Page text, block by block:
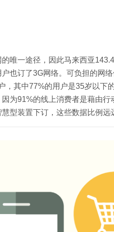
唯一途径，因此马来西亚
也订了3G网络。可负担的网
其中77%的用户是35岁以下的
为91%的线上消费者是藉由行
型装置下订，这些数据比例远